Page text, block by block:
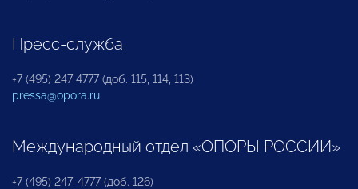
Пресс-служба
+7 (495) 247 4777 (доб. 115, 114, 113)
pressa@opora.ru
Международный отдел «ОПОРЫ РОССИИ»
+7 (495) 247-4777 (доб. 126)